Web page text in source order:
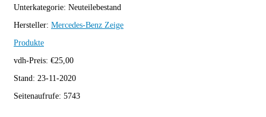
Unterkategorie: Neuteilebestand
Hersteller: Mercedes-Benz Zeige
Produkte
vdh-Preis: €25,00
Stand: 23-11-2020
Seitenaufrufe: 5743